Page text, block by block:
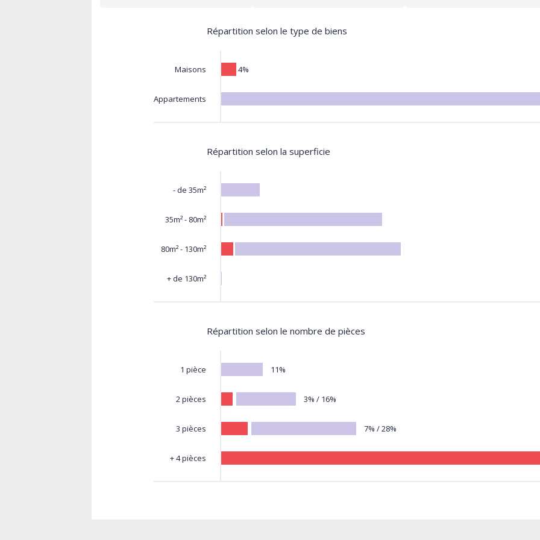
Répartition selon le type de biens
Maisons
Appartements
4%
Répartition selon la superficie
- de 35m²
35m² - 80m²
80m² - 130m²
+ de 130m²
Répartition selon le nombre de pièces
1 pièce
2 pièces
3 pièces
+ 4 pièces
11%
3% / 16%
7% / 28%